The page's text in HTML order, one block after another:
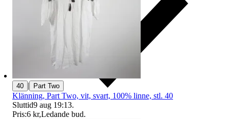
40 | Part Two
Klänning, Part Two, vit, svart, 100% linne, stl. 40
Sluttid9 aug 19:13.
Pris:6 kr,Ledande bud.